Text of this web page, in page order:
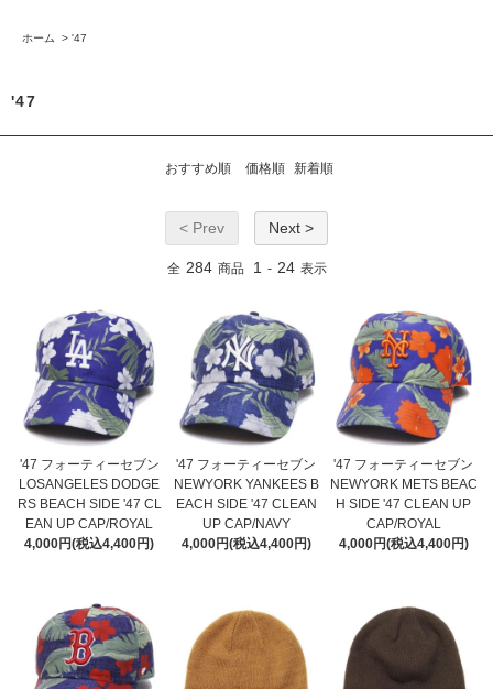
ホーム > '47
'47
おすすめ順 価格順 新着順
< Prev Next >
全 284 商品 1 - 24 表示
'47 フォーティーセブン
LOSANGELES DODGE
RS BEACH SIDE '47 CL
EAN UP CAP/ROYAL
4,000円(税込4,400円)
'47 フォーティーセブン
NEWYORK YANKEES B
EACH SIDE '47 CLEAN
UP CAP/NAVY
4,000円(税込4,400円)
'47 フォーティーセブン
NEWYORK METS BEAC
H SIDE '47 CLEAN UP
CAP/ROYAL
4,000円(税込4,400円)